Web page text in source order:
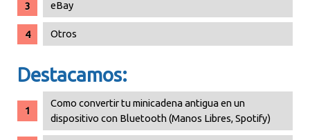
eBay
Otros
Destacamos:
Como convertir tu minicadena antigua en un
dispositivo con Bluetooth (Manos Libres, Spotify)